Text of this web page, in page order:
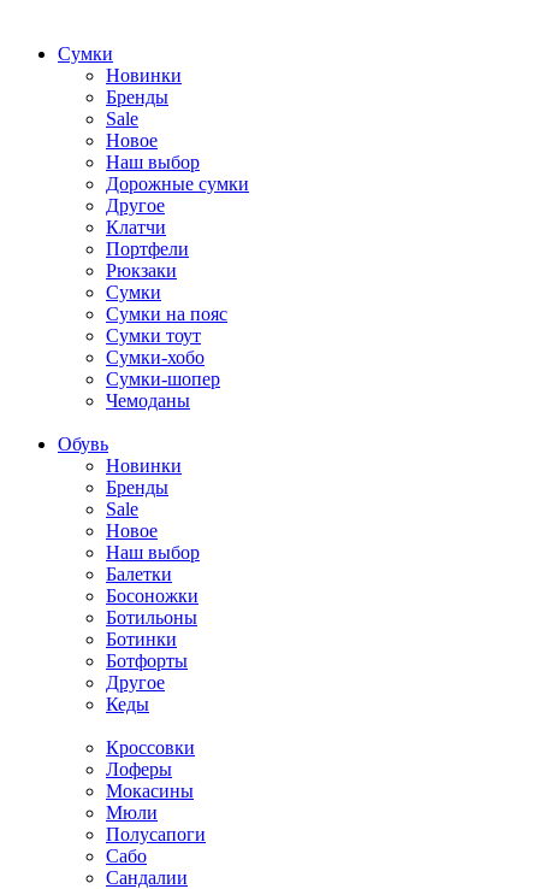
Cумки
Новинки
Бренды
Sale
Новое
Наш выбор
Дорожные сумки
Другое
Клатчи
Портфели
Рюкзаки
Сумки
Сумки на пояс
Сумки тоут
Сумки-хобо
Сумки-шопер
Чемоданы
Обувь
Новинки
Бренды
Sale
Новое
Наш выбор
Балетки
Босоножки
Ботильоны
Ботинки
Ботфорты
Другое
Кеды
Кроссовки
Лоферы
Мокасины
Мюли
Полусапоги
Сабо
Сандалии